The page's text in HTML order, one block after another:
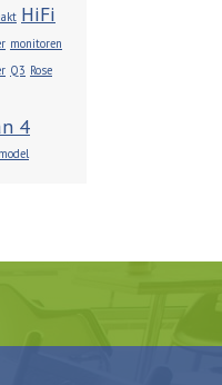
HiFi
monitoren
Q3 Rose
4